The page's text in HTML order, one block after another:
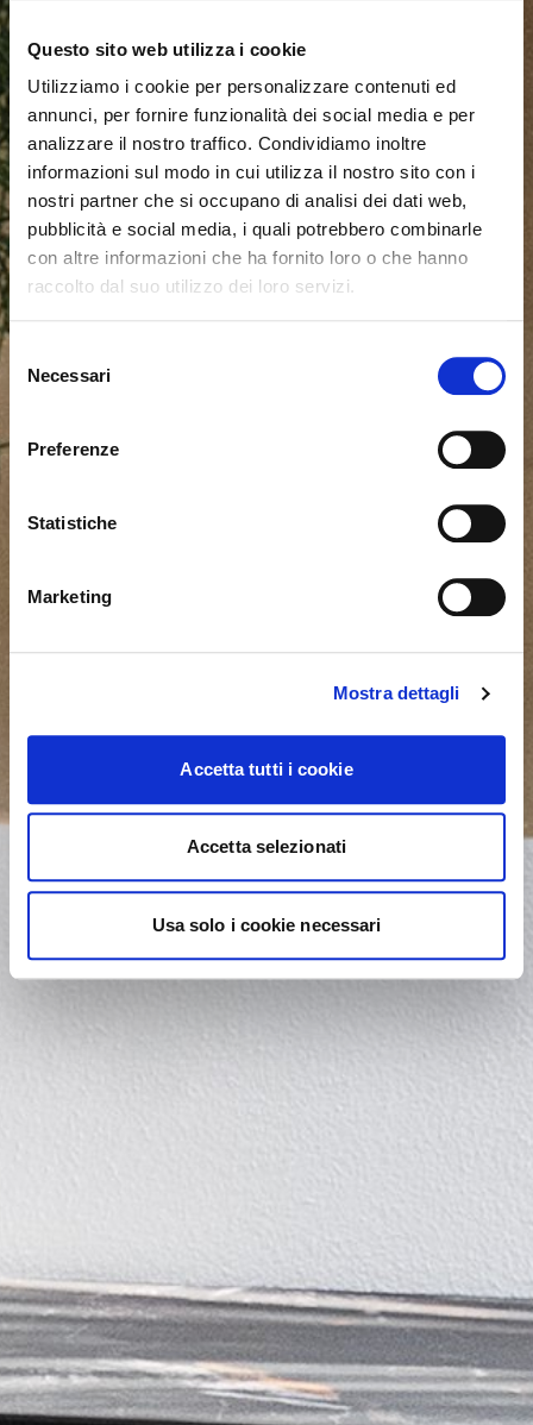
Questo sito web utilizza i cookie
Utilizziamo i cookie per personalizzare contenuti ed
annunci, per fornire funzionalità dei social media e per
analizzare il nostro traffico. Condividiamo inoltre
informazioni sul modo in cui utilizza il nostro sito con i
nostri partner che si occupano di analisi dei dati web,
pubblicità e social media, i quali potrebbero combinarle
con altre informazioni che ha fornito loro o che hanno
raccolto dal suo utilizzo dei loro servizi.
delNecessari
Preferenze
Statistiche
Marketing
Mostra dettagli
Accetta tutti i cookie
Accetta selezionati
Usa solo i cookie necessari
Parece que estás navegando Cerrar
para España. ¿Deseas cambiar al sitio en Estados